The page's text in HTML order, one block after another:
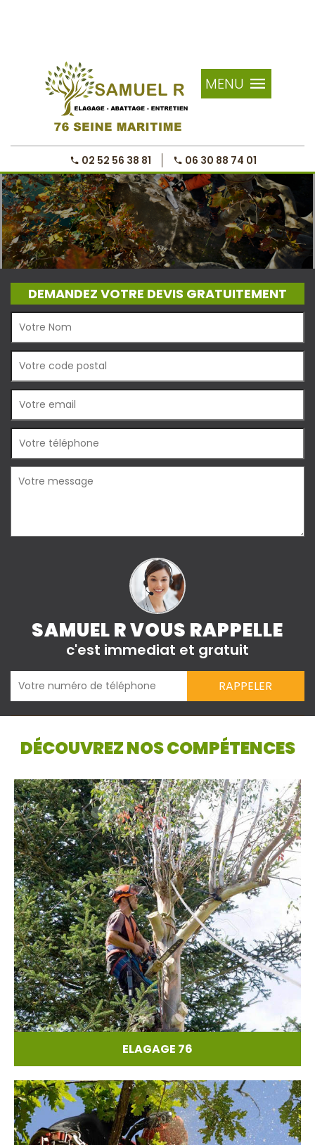
MENU
02 52 56 38 81 06 30 88 74 01
DEMANDEZ VOTRE DEVIS GRATUITEMENT
SAMUEL R VOUS RAPPELLE
c'est immediat et gratuit
DÉCOUVREZ NOS COMPÉTENCES
ELAGAGE 76